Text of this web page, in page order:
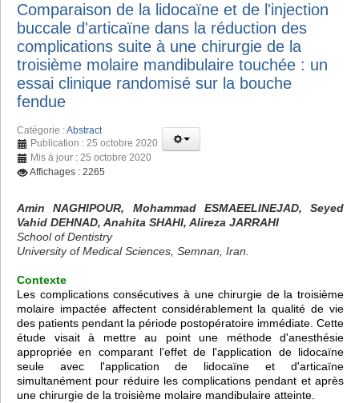
Comparaison de la lidocaïne et de l'injection
buccale d'articaïne dans la réduction des
complications suite à une chirurgie de la
troisième molaire mandibulaire touchée : un
essai clinique randomisé sur la bouche
fendue
Catégorie :Abstract
Publication : 25 octobre 2020
Mis à jour : 25 octobre 2020
Affichages : 2265
Amin NAGHIPOUR, Mohammad ESMAEELINEJAD, Seyed
Vahid DEHNAD, Anahita SHAHI, Alireza JARRAHI
School of Dentistry
University of Medical Sciences, Semnan, Iran.
Contexte
Les complications consécutives à une chirurgie de la troisième
molaire impactée affectent considérablement la qualité de vie
des patients pendant la période postopératoire immédiate. Cette
étude visait à mettre au point une méthode d'anesthésie
appropriée en comparant l'effet de l'application de lidocaïne
seule avec l'application de lidocaïne et d'articaïne
simultanément pour réduire les complications pendant et après
une chirurgie de la troisième molaire mandibulaire atteinte.